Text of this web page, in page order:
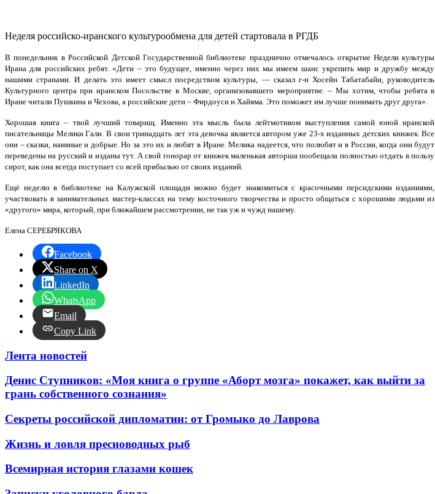
Неделя российско-иранского культурообмена для детей стартовала в РГДБ
В понедельник в Российской Детской Государственной библиотеке празднично отмечалось открытие Недели культуры
Ирана для российских ребят. «Дети – это будущее, именно через них мы имеем шанс укрепить мир и дружбу между
нашими странами. И делать это имеет смысл посредством культуры, — сказал г-н Хосейн Табатабайи, руководитель
Культурного центра при иранском Посольстве в Москве, организовавшего мероприятие. – Мы хотим, чтобы ребята в
Иране читали Пушкина и Чехова, а российские дети – Фирдоуси и Хайяма. Это поможет им лучше понимать друг друга».
Хорошая книга – твой лучший товарищ. Именно эта мысль была лейтмотивом выступления самой юной иранской
писательницы Мелики Гали. В свои тринадцать лет эта девочка является автором уже 23-х изданных детских книжек. Все
они – сказки, наивные и добрые. Но за это их и любят в Иране. Мелика надеется, что полюбят и в России, когда они будут
переведены на русский и изданы тут. А свой гонорар от книжек маленькая авторша пообещала полностью отдать в пользу
сирот, как она всегда поступает со всей прибылью от своих изданий.
Ещё неделю в библиотеке на Калужской площади можно будет знакомиться с красочными персидскими изданиями,
участвовать в занимательных мастер-классах на тему восточного творчества и просто общаться с хорошими людьми из
«другого» мира, который, при ближайшем рассмотрении, не так уж и чужд нашему.
Елена СЕРЕБРЯКОВА
Facebook
Share on X
LinkedIn
WhatsApp
Email
Copy Link
Лента новостей
Денис Ступников: «Моя книга о группе «Аборт мозга» покажет, как выйти за
грань собственного сознания»
Секреты российской дипломатии: от Громыко до Лаврова
Жизнь и ловля пресноводных рыб
Всемирная история глазами кошек